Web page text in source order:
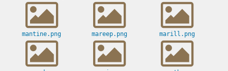
mantine.png mareep.png marill.png